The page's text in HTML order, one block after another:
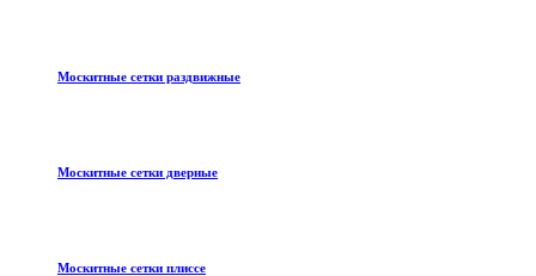
Москитные сетки раздвижные
Москитные сетки дверные
Москитные сетки плиссе